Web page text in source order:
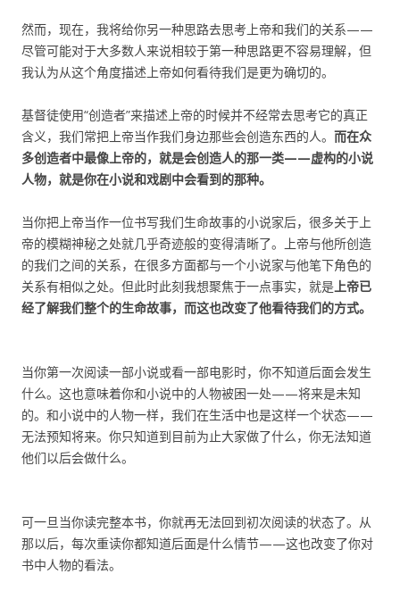
然而，现在，我将给你另一种思路去思考上帝和我们的关系——
尽管可能对于大多数人来说相较于第一种思路更不容易理解，但
我认为从这个角度描述上帝如何看待我们是更为确切的。
基督徒使用“创造者”来描述上帝的时候并不经常去思考它的真正
含义，我们常把上帝当作我们身边那些会创造东西的人。 而在众
多创造者中最像上帝的，就是会创造人的那一类——虚构的小说
人物，就是你在小说和戏剧中会看到的那种。
当你把上帝当作一位书写我们生命故事的小说家后，很多关于上
帝的模糊神秘之处就几乎奇迹般的变得清晰了。上帝与他所创造
的我们之间的关系，在很多方面都与一个小说家与他笔下角色的
关系有相似之处。但此时此刻我想聚焦于一点事实，就是上帝已
经了解我们整个的生命故事，而这也改变了他看待我们的方式。
当你第一次阅读一部小说或看一部电影时，你不知道后面会发生
什么。这也意味着你和小说中的人物被困一处——将来是未知
的。和小说中的人物一样，我们在生活中也是这样一个状态——
无法预知将来。你只知道到目前为止大家做了什么，你无法知道
他们以后会做什么。
可一旦当你读完整本书，你就再无法回到初次阅读的状态了。从
那以后，每次重读你都知道后面是什么情节——这也改变了你对
书中人物的看法。